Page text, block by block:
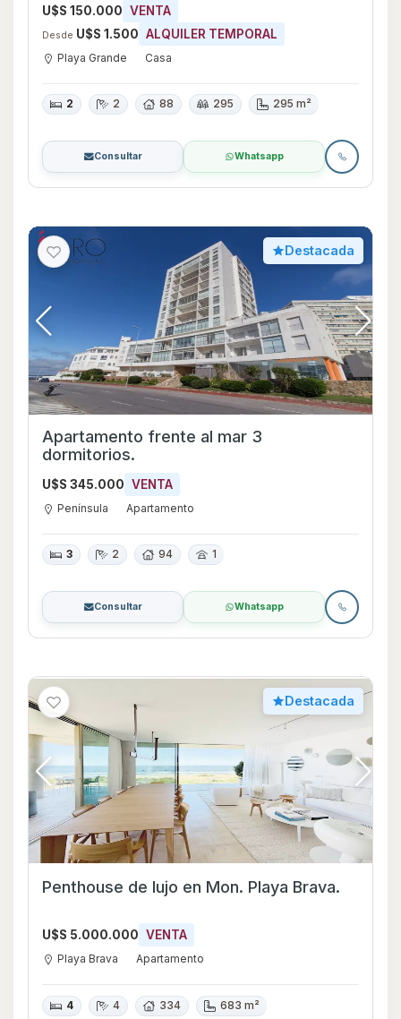
U$S 150.000 VENTA
Desde U$S 1.500 ALQUILER TEMPORAL
Playa Grande Casa
2 2 88 295 295 m²
Consultar Whatsapp
Destacada
Apartamento frente al mar 3
dormitorios.
U$S 345.000 VENTA
Península Apartamento
3 2 94 1
Consultar Whatsapp
Destacada
Penthouse de lujo en Mon. Playa Brava.
U$S 5.000.000 VENTA
Playa Brava Apartamento
4 4 334 683 m²